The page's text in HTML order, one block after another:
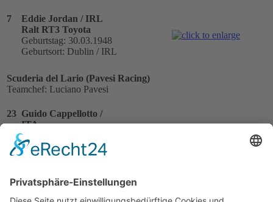
7
Eddie Jordan / IRL
Ralt RT3 Toyota
Geburtstag: 30.03.1948
Geburtsort: Dublin / IRL
Scuderia del Lario (Pavesi Racing)
Teamchef: Luciano Pavesi
23 Guido Cappellotto /
ITA
Ralt RT3 Toyota
Geburtstag: 01.01.1952
Geburtsort: Monza / ITA
Scuderia Escolette
Teamchef: